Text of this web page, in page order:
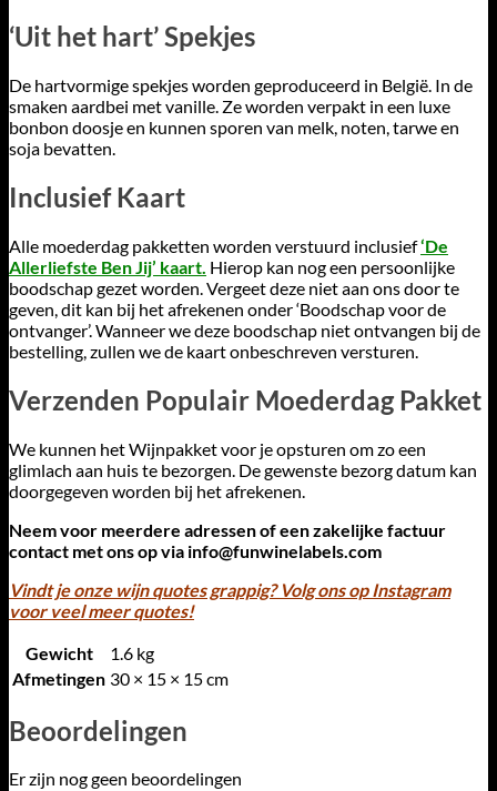
‘Uit het hart’ Spekjes
De hartvormige spekjes worden geproduceerd in België. In de
smaken aardbei met vanille. Ze worden verpakt in een luxe
bonbon doosje en kunnen sporen van melk, noten, tarwe en
soja bevatten.
Inclusief Kaart
Alle moederdag pakketten worden verstuurd inclusief‘De
Allerliefste Ben Jij’ kaart. Hierop kan nog een persoonlijke
boodschap gezet worden. Vergeet deze niet aan ons door te
geven, dit kan bij het afrekenen onder ‘Boodschap voor de
ontvanger’. Wanneer we deze boodschap niet ontvangen bij de
bestelling, zullen we de kaart onbeschreven versturen.
Verzenden Populair Moederdag Pakket
We kunnen het Wijnpakket voor je opsturen om zo een
glimlach aan huis te bezorgen. De gewenste bezorg datum kan
doorgegeven worden bij het afrekenen.
Neem voor meerdere adressen of een zakelijke factuur
contact met ons op via info@funwinelabels.com
Vindt je onze wijn quotes grappig? Volg ons op Instagram
voor veel meer quotes!
Gewicht
1.6 kg
Afmetingen 30 × 15 × 15 cm
Beoordelingen
Er zijn nog geen beoordelingen